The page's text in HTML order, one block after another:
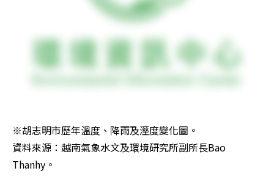
※胡志明市歷年溫度、降雨及溼度變化圖。
資料來源：越南氣象水文及環境研究所副所長Bao
Thanhy。